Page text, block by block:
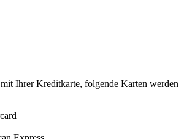
Ihrer Kreditkarte, folgende Karten werden